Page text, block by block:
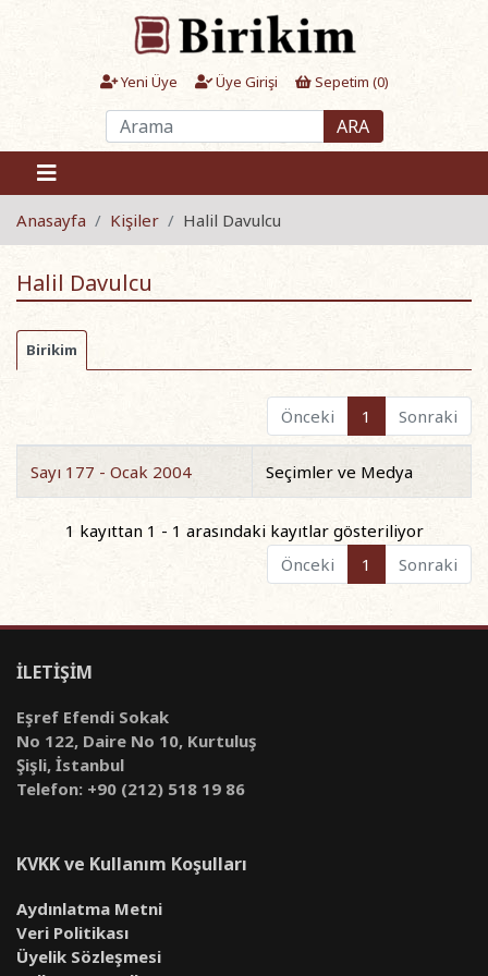
Yeni Üye Üye Girişi Sepetim (0)
ARA
Anasayfa Kişiler Halil Davulcu
Halil Davulcu
Birikim
Önceki 1 Sonraki
Sayı 177 - Ocak 2004 Seçimler ve Medya
1 kayıttan 1 - 1 arasındaki kayıtlar gösteriliyor
Önceki
1 Sonraki
İLETİŞİM
Eşref Efendi Sokak
No 122, Daire No 10, Kurtuluş
Şişli, İstanbul
Telefon: +90 (212) 518 19 86
KVKK ve Kullanım Koşulları
Aydınlatma Metni
Veri Politikası
Üyelik Sözleşmesi